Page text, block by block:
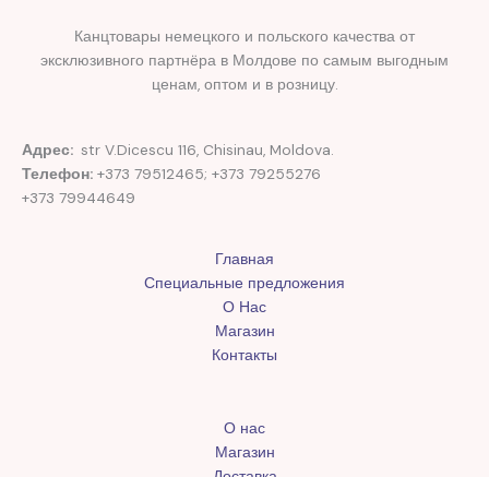
Канцтовары немецкого и польского качества от
эксклюзивного партнёра в Молдове по самым выгодным
ценам, оптом и в розницу.
Адрес: str V.Dicescu 116, Chisinau, Moldova.
Телефон: +373 79512465; +373 79255276
+373 79944649
Главная
Специальные предложения
О Нас
Магазин
Контакты
О нас
Магазин